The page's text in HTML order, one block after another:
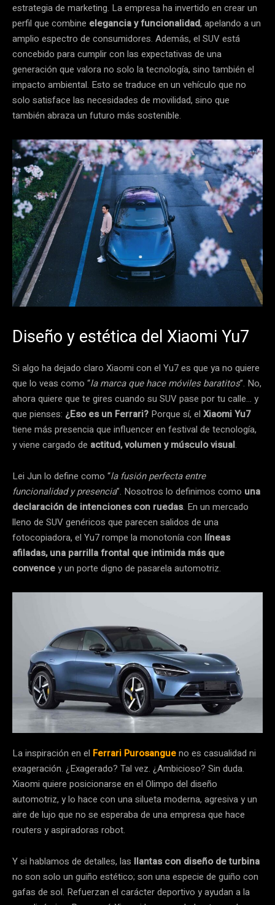
estrategia de marketing. La empresa ha invertido en crear un
perfil que combine elegancia y funcionalidad, apelando a un
amplio espectro de consumidores. Además, el SUV está
concebido para cumplir con las expectativas de una
generación que valora no solo la tecnología, sino también el
impacto ambiental. Esto se traduce en un vehículo que no
solo satisface las necesidades de movilidad, sino que
también abraza un futuro más sostenible.
Diseño y estética del Xiaomi Yu7
Si algo ha dejado claro Xiaomi con el Yu7 es que ya no quiere
que lo veas como “la marca que hace móviles baratitos”. No,
ahora quiere que te gires cuando su SUV pase por tu calle… y
que pienses: ¿Eso es un Ferrari? Porque sí, el Xiaomi Yu7
tiene más presencia que influencer en festival de tecnología,
y viene cargado de actitud, volumen y músculo visual.
Lei Jun lo define como “la fusión perfecta entre
funcionalidad y presencia”. Nosotros lo definimos como una
declaración de intenciones con ruedas. En un mercado
lleno de SUV genéricos que parecen salidos de una
fotocopiadora, el Yu7 rompe la monotonía con líneas
afiladas, una parrilla frontal que intimida más que
convencey un porte digno de pasarela automotriz.
La inspiración en el Ferrari Purosangueno es casualidad ni
exageración. ¿Exagerado? Tal vez. ¿Ambicioso? Sin duda.
Xiaomi quiere posicionarse en el Olimpo del diseño
automotriz, y lo hace con una silueta moderna, agresiva y un
aire de lujo que no se esperaba de una empresa que hace
routers y aspiradoras robot.
Y si hablamos de detalles, las llantas con diseño de turbina
no son solo un guiño estético; son una especie de guiño con
gafas de sol. Refuerzan el carácter deportivo y ayudan a la